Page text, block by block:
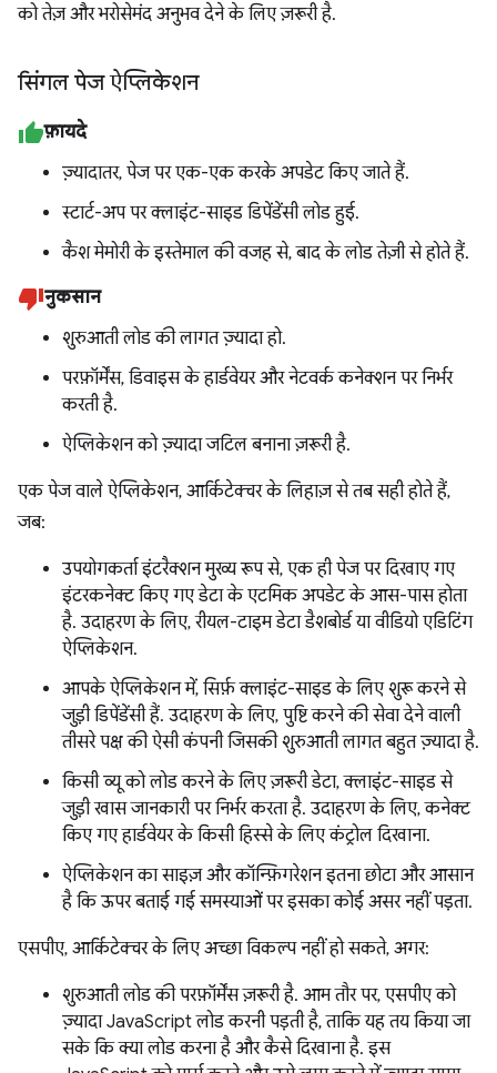
को तेज़ और भरोसेमंद अनुभव देने के लिए ज़रूरी है.
सिंगल पेज ऐप्लिकेशन
फ़ायदे
ज़्यादातर, पेज पर एक-एक करके अपडेट किए जाते हैं.
स्टार्ट-अप पर क्लाइंट-साइड डिपेंडेंसी लोड हुई.
कैश मेमोरी के इस्तेमाल की वजह से, बाद के लोड तेज़ी से होते हैं.
नुकसान
शुरुआती लोड की लागत ज़्यादा हो.
परफ़ॉर्मेंस, डिवाइस के हार्डवेयर और नेटवर्क कनेक्शन पर निर्भर
करती है.
ऐप्लिकेशन को ज़्यादा जटिल बनाना ज़रूरी है.
एक पेज वाले ऐप्लिकेशन, आर्किटेक्चर के लिहाज़ से तब सही होते हैं,
जब:
उपयोगकर्ता इंटरैक्शन मुख्य रूप से, एक ही पेज पर दिखाए गए
इंटरकनेक्ट किए गए डेटा के एटमिक अपडेट के आस-पास होता
है. उदाहरण के लिए, रीयल-टाइम डेटा डैशबोर्ड या वीडियो एडिटिंग
ऐप्लिकेशन.
आपके ऐप्लिकेशन में, सिर्फ़ क्लाइंट-साइड के लिए शुरू करने से
जुड़ी डिपेंडेंसी हैं. उदाहरण के लिए, पुष्टि करने की सेवा देने वाली
तीसरे पक्ष की ऐसी कंपनी जिसकी शुरुआती लागत बहुत ज़्यादा है.
किसी व्यू को लोड करने के लिए ज़रूरी डेटा, क्लाइंट-साइड से
जुड़ी खास जानकारी पर निर्भर करता है. उदाहरण के लिए, कनेक्ट
किए गए हार्डवेयर के किसी हिस्से के लिए कंट्रोल दिखाना.
ऐप्लिकेशन का साइज़ और कॉन्फ़िगरेशन इतना छोटा और आसान
है कि ऊपर बताई गई समस्याओं पर इसका कोई असर नहीं पड़ता.
एसपीए, आर्किटेक्चर के लिए अच्छा विकल्प नहीं हो सकते, अगर:
शुरुआती लोड की परफ़ॉर्मेंस ज़रूरी है. आम तौर पर, एसपीए को
ज़्यादा JavaScript लोड करनी पड़ती है, ताकि यह तय किया जा
सके कि क्या लोड करना है और कैसे दिखाना है. इस